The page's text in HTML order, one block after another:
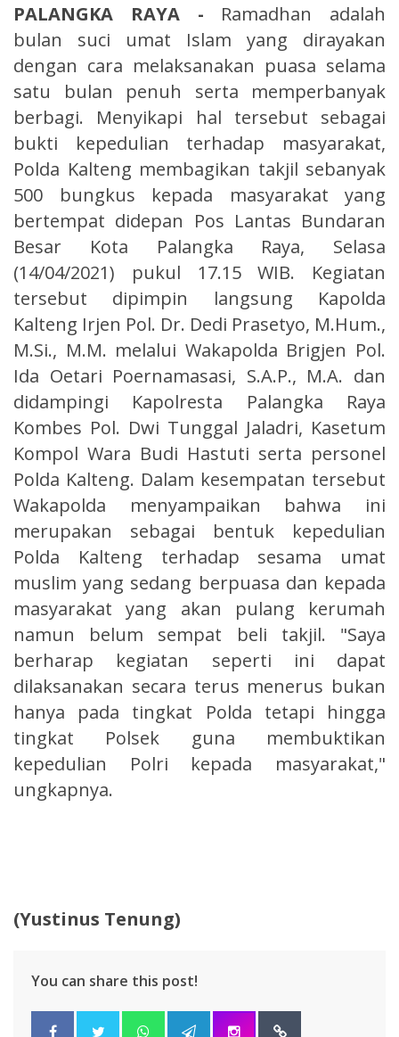
PALANGKA RAYA - Ramadhan adalah
bulan suci umat Islam yang dirayakan
dengan cara melaksanakan puasa selama
satu bulan penuh serta memperbanyak
berbagi. Menyikapi hal tersebut sebagai
bukti kepedulian terhadap masyarakat,
Polda Kalteng membagikan takjil sebanyak
500 bungkus kepada masyarakat yang
bertempat didepan Pos Lantas Bundaran
Besar Kota Palangka Raya, Selasa
(14/04/2021) pukul 17.15 WIB. Kegiatan
tersebut dipimpin langsung Kapolda
Kalteng Irjen Pol. Dr. Dedi Prasetyo, M.Hum.,
M.Si., M.M. melalui Wakapolda Brigjen Pol.
Ida Oetari Poernamasasi, S.A.P., M.A. dan
didampingi Kapolresta Palangka Raya
Kombes Pol. Dwi Tunggal Jaladri, Kasetum
Kompol Wara Budi Hastuti serta personel
Polda Kalteng. Dalam kesempatan tersebut
Wakapolda menyampaikan bahwa ini
merupakan sebagai bentuk kepedulian
Polda Kalteng terhadap sesama umat
muslim yang sedang berpuasa dan kepada
masyarakat yang akan pulang kerumah
namun belum sempat beli takjil. "Saya
berharap kegiatan seperti ini dapat
dilaksanakan secara terus menerus bukan
hanya pada tingkat Polda tetapi hingga
tingkat Polsek guna membuktikan
kepedulian Polri kepada masyarakat,"
ungkapnya.
(Yustinus Tenung)
You can share this post!